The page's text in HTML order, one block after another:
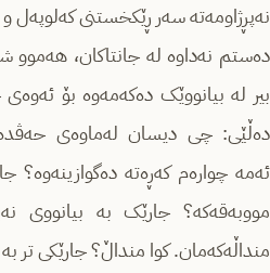
نەپڕژاومەتە سەر ڕێکخستنی کەلوپەل و
دەستم نەداوە لە جانتاکان،
بیر لە بیانووێک دەکەمەوە بۆ ئەوەی
دەڵێی: چی دیسان لەماوەی حەڤدە
ئەمە چوارەم کەڕەتە دەگوازینەوە؟
مووبەقەکە؟ جارێک بە بیانووی
منداڵەکەمان. کوا منداڵ؟ جارێکی تر